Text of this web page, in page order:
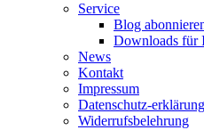
Service
Blog
Downloads für
News
Kontakt
Impressum
Datenschutz-erklärung
Widerrufsbelehrung